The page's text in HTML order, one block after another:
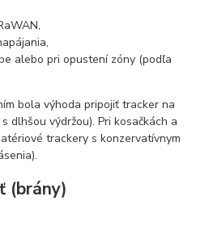
alebo pri opustení zóny (podľa
bola výhoda pripojiť tracker na
dlhšou výdržou). Pri kosačkách a
trackery s konzervatívnym
(brány)